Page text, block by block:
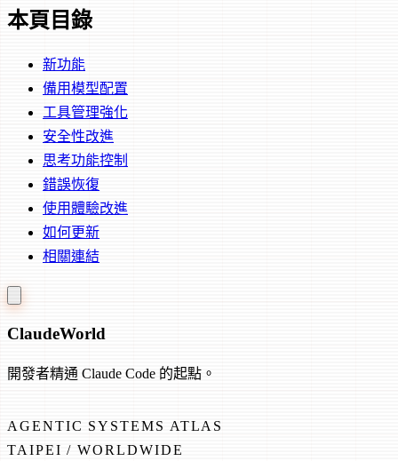
本頁目錄
新功能
備用模型配置
工具管理強化
安全性改進
思考功能控制
錯誤恢復
使用體驗改進
如何更新
相關連結
ClaudeWorld
開發者精通 Claude Code 的起點。
AGENTIC SYSTEMS ATLAS
TAIPEI / WORLDWIDE